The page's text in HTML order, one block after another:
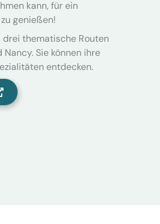
kann, für ein
genießen!
thematische Routen
Sie können ihre
entdecken.